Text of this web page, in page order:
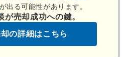
が出る可能性があります。
が売却成功への鍵。
の詳細はこちら